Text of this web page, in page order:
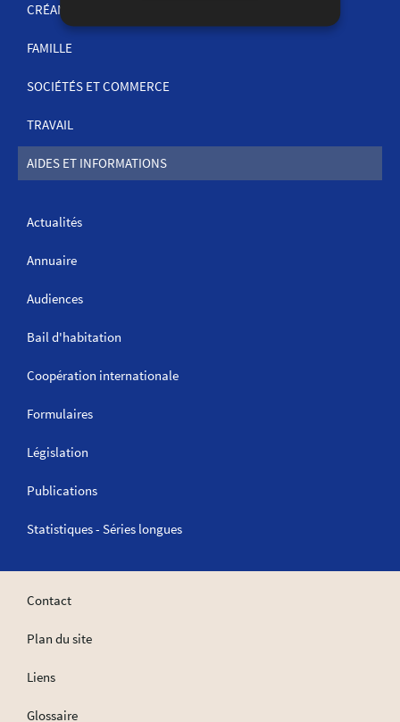
CRÉANCES
FAMILLE
SOCIÉTÉS ET COMMERCE
TRAVAIL
AIDES ET INFORMATIONS
Actualités
Annuaire
Audiences
Bail d'habitation
Coopération internationale
Formulaires
Législation
Publications
Statistiques - Séries longues
Contact
Plan du site
Liens
Glossaire